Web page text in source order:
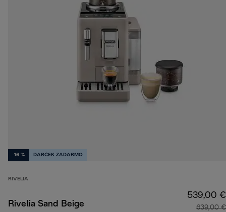
-16 % DARČEK ZADARMO
RIVELIA
Rivelia Sand Beige
539,00 €
639,00 €